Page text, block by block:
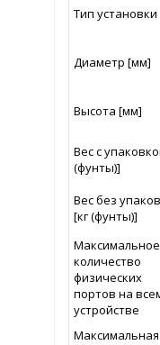
Тип установки
Диаметр [мм]
Высота [мм]
Вес с
(фунты)]
Вес без
[кг (фунты)]
Максимальное
количество
физических
портов на
устройстве
Максимальная